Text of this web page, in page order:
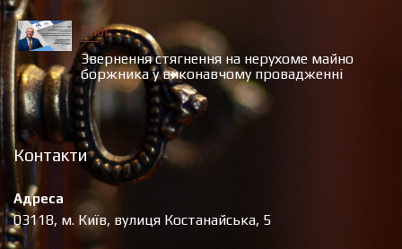
Блог
Звернення стягнення на нерухоме майно
боржника у виконавчому провадженні
Контакти
Адреса
03118, м. Київ, вулиця Костанайська, 5